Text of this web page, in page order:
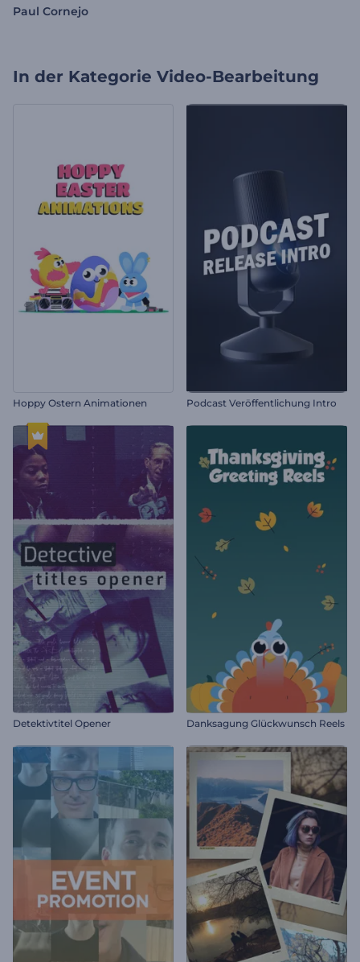
Paul Cornejo
In der Kategorie Video-Bearbeitung
Hoppy Ostern Animationen Podcast Veröffentlichung Intro
Detektivtitel Opener Danksagung Glückwunsch Reels